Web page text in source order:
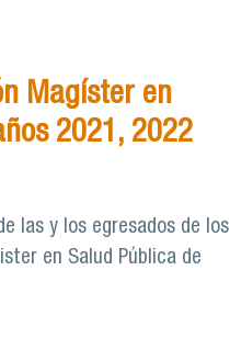
Magíster en
2021, 2022
las y los egresados de los
en Salud Pública de